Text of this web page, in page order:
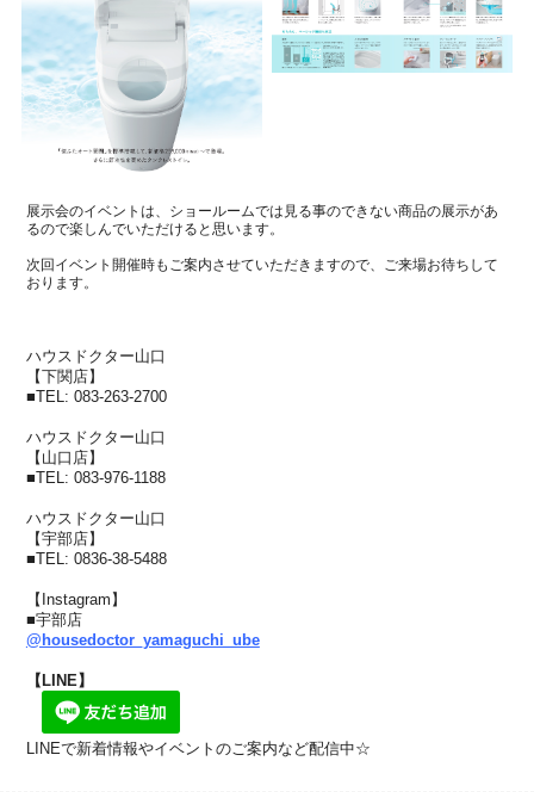
展示会のイベントは、ショールームでは見る事のできない商品の展示があ
るので楽しんでいただけると思います。
次回イベント開催時もご案内させていただきますので、ご来場お待ちして
おります。
ハウスドクター山口
【下関店】
■TEL: 083-263-2700
ハウスドクター山口
【山口店】
■TEL: 083-976-1188
ハウスドクター山口
【宇部店】
■TEL: 0836-38-5488
【Instagram】
■宇部店
@housedoctor_yamaguchi_ube
【LINE】
LINEで新着情報やイベントのご案内など配信中☆